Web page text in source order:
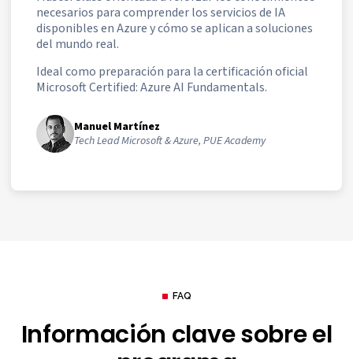
necesarios para comprender los servicios de IA
disponibles en Azure y cómo se aplican a soluciones
del mundo real.
Ideal como preparación para la certificación oficial
Microsoft Certified: Azure AI Fundamentals.
Manuel Martínez
Tech Lead Microsoft & Azure, PUE Academy
FAQ
Información clave sobre el